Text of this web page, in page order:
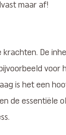
maar af!
krachten. De
is het een
de essentiële